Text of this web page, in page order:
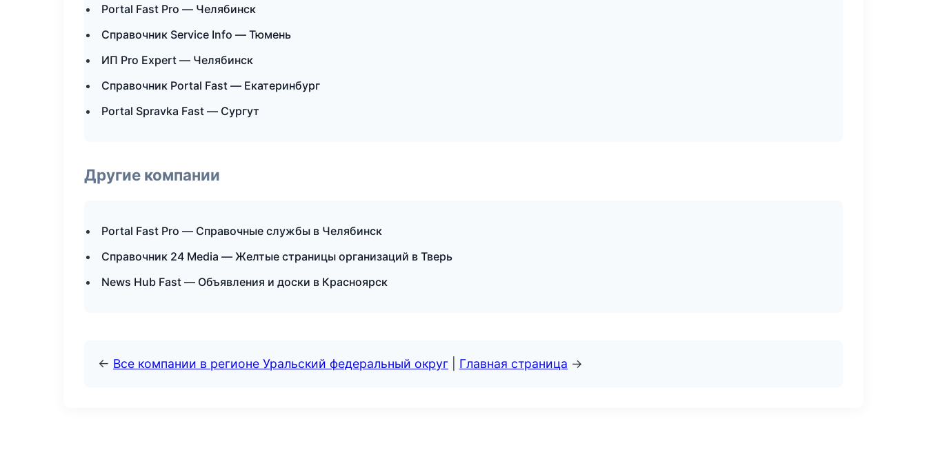
Portal Fast Pro — Челябинск
Справочник Service Info — Тюмень
ИП Pro Expert — Челябинск
Справочник Portal Fast — Екатеринбург
Portal Spravka Fast — Сургут
Другие компании
Portal Fast Pro — Справочные службы в Челябинск
Справочник 24 Media — Желтые страницы организаций в Тверь
News Hub Fast — Объявления и доски в Красноярск
← Все компании в регионе Уральский федеральный округ Главная страница →